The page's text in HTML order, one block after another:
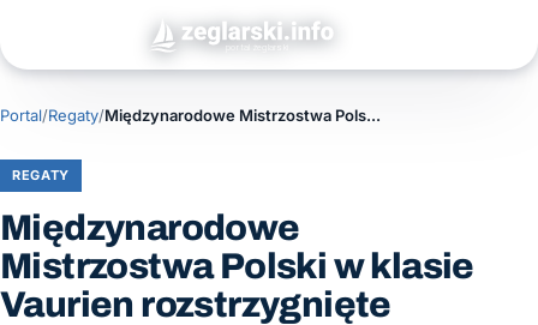
Portal/Regaty/ Międzynarodowe Mistrzostwa Polski w klasie Vaurien rozstrzygnięte
REGATY
Międzynarodowe
Mistrzostwa Polski w klasie
Vaurien rozstrzygnięte